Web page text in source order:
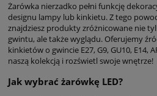
Żarówka nierzadko pełni funkcję
designu lampy lub kinkietu. Z tego
znajdziesz produkty zróżnicowane nie
gwintu, ale także wyglądu. Oferujemy
kinkietów o gwincie E27, G9, GU10, E14,
naszą kolekcją i rozświetl swoje wnętrze!
Jak wybrać żarówkę LED?